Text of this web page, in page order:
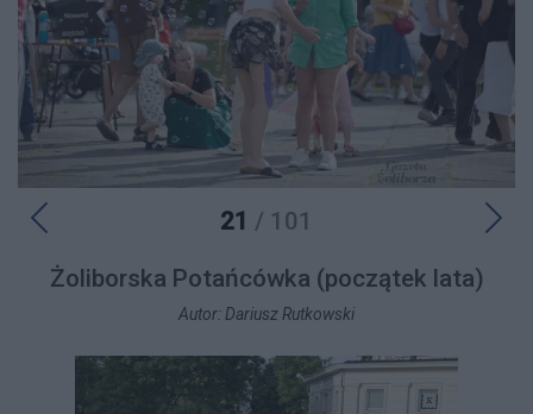
21 / 101
Żoliborska Potańcówka (początek lata)
Autor: Dariusz Rutkowski